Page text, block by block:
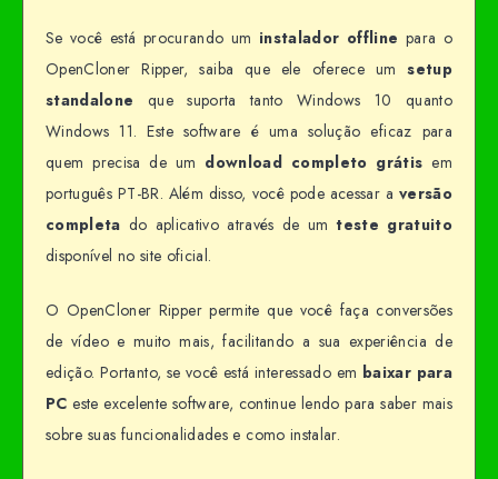
Se você está procurando um instalador offline para o
OpenCloner Ripper, saiba que ele oferece umsetup
standalone que suporta tanto Windows 10 quanto
Windows 11. Este software é uma solução eficaz para
quem precisa de um download completo grátis em
português PT-BR. Além disso, você pode acessar a versão
completa do aplicativo através de umteste gratuito
disponível no site oficial.
O OpenCloner Ripper permite que você faça conversões
de vídeo e muito mais, facilitando a sua experiência de
edição. Portanto, se você está interessado em baixar para
PC este excelente software, continue lendo para saber mais
sobre suas funcionalidades e como instalar.